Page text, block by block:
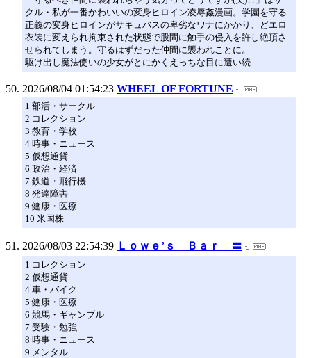
クル・私が一番かわいいの変身ヒロイン凌辱姦漫画。学園を守る
正義の変身ヒロインがサキュバスの卑劣なワナにかかり、どエロ
衣装に変えられ拘束された状態で股間に触手の侵入を許し絶頂さ
せられてしまう。守るはずだった仲間に襲われことに。
駆け出し魔法使いの少女がとにかくえっちな目に遭い続
2026/08/04 01:54:23 WHEEL OF FORTUNE
1 部活・サークル
2 コレクション
3 教育・学校
4 時事・ニュース
5 仮想通貨
6 政治・経済
7 鉄道・飛行機
8 発達障害
9 健康・医療
10 米国株
2026/08/03 22:54:39 Ｌｏｗｅ’ｓ Ｂａｒ 〓
1 コレクション
2 仮想通貨
4 車・バイク
5 健康・医療
6 競馬・ギャンブル
7 受験・勉強
8 時事・ニュース
9 メンタル